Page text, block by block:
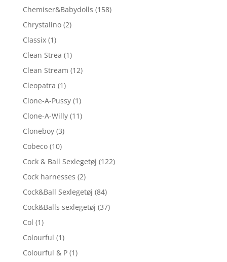
Chemiser&Babydolls (158)
Chrystalino (2)
Classix (1)
Clean Strea (1)
Clean Stream (12)
Cleopatra (1)
Clone-A-Pussy (1)
Clone-A-Willy (11)
Cloneboy (3)
Cobeco (10)
Cock & Ball Sexlegetøj (122)
Cock harnesses (2)
Cock&Ball Sexlegetøj (84)
Cock&Balls sexlegetøj (37)
Col (1)
Colourful (1)
Colourful & P (1)